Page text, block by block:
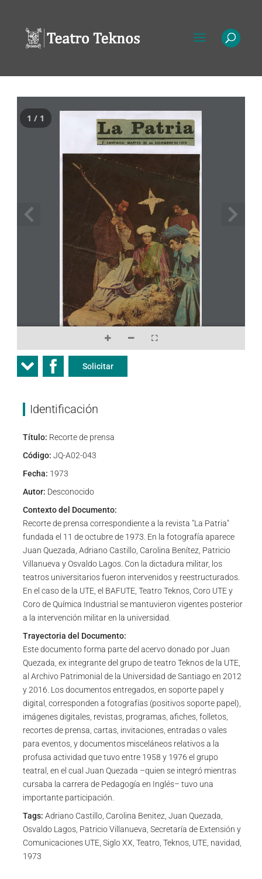
1 / 1
Solicitar
Identificación
Título: Recorte de prensa
Código: JQ-A02-043
Fecha: 1973
Autor: Desconocido
Contexto del Documento:
Recorte de prensa correspondiente a la revista "La Patria"
fundada el 11 de octubre de 1973. En la fotografía aparece
Juan Quezada, Adriano Castillo, Carolina Benítez, Patricio
Villanueva y Osvaldo Lagos. Con la dictadura militar, los
teatros universitarios fueron intervenidos y reestructurados.
En el caso de la UTE, el BAFUTE, Teatro Teknos, Coro UTE y
Coro de Química Industrial se mantuvieron vigentes posterior
a la intervención militar en la universidad.
Trayectoria del Documento:
Este documento forma parte del acervo donado por Juan
Quezada, ex integrante del grupo de teatro Teknos de la UTE,
al Archivo Patrimonial de la Universidad de Santiago en 2012
y 2016. Los documentos entregados, en soporte papel y
digital, corresponden a fotografías (positivos soporte papel),
imágenes digitales, revistas, programas, afiches, folletos,
recortes de prensa, cartas, invitaciones, entradas o vales
para eventos, y documentos misceláneos relativos a la
profusa actividad que tuvo entre 1958 y 1976 el grupo
teatral, en el cual Juan Quezada –quien se integró mientras
cursaba la carrera de Pedagogía en Inglés– tuvo una
importante participación.
Tags: Adriano Castillo, Carolina Benitez, Juan Quezada,
Osvaldo Lagos, Patricio Villanueva, Secretaría de Extensión y
Comunicaciones UTE, Siglo XX, Teatro, Teknos, UTE, navidad,
1973